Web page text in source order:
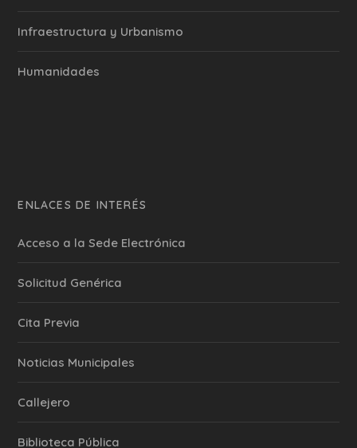
Infraestructura y Urbanismo
Humanidades
ENLACES DE INTERÉS
Acceso a la Sede Electrónica
Solicitud Genérica
Cita Previa
‎Noticias Municipales
Callejero
Biblioteca Pública